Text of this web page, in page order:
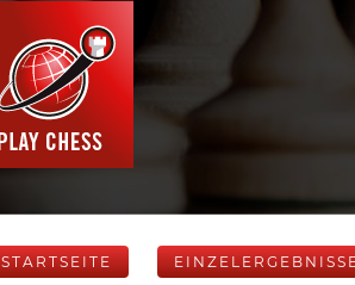
STARTSEITE